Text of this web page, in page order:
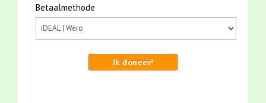
Betaalmethode
Ik doneer!